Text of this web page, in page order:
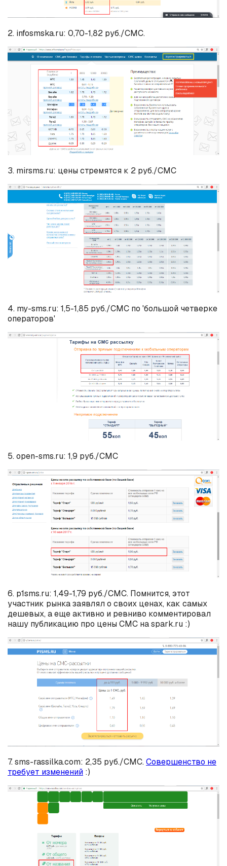
2. infosmska.ru: 0,70-1,82 руб./СМС.
3. mirsms.ru: цены стремятся к 2 руб./СМС
4. my-sms.ru: 1,5-1,85 руб./СМС по 'большой четверке
операторов'
5. open-sms.ru: 1,9 руб./СМС
6. p1sms.ru: 1,49-1,79 руб./СМС. Помнится, этот
участник рынка заявлял о своих ценах, как самых
дешевых, а еще активно и ревниво комментировал
нашу публикацию про цены СМС на spark.ru :)
7. sms-rassilka.com: 2,35 руб./СМС.Совершенство не
требует изменений :)